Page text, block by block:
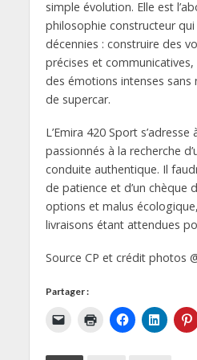
simple évolution. Elle est
philosophie constructeur qui
décennies : construire des
précises et
des émotions intenses sans
de supercar.
L’Emira 420 Sport
passionnés à la recherche
conduite authentique. Il
de patience et d’un chèque
options et malus
livraisons étant attendues
Source CP et crédit photos
Partager :
C
l
C
l l